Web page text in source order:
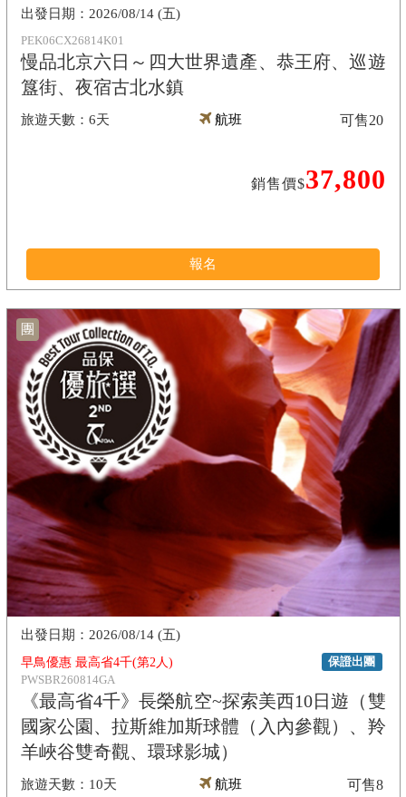
PEK06CX26814K01
慢品北京六日～四大世界遺產、恭王府、巡遊
簋街、夜宿古北水鎮
6天
2026/08/14 (五)
航班
銷售價$37,800
可售20
報名
團
早鳥優惠 最高省4千(第2人)
PWSBR260814GA
《最高省4千》長榮航空~探索美西10日遊（雙
國家公園、拉斯維加斯球體（入內參觀）、羚
羊峽谷雙奇觀、環球影城）
保證出團
10天
2026/08/14 (五)
航班 可售8